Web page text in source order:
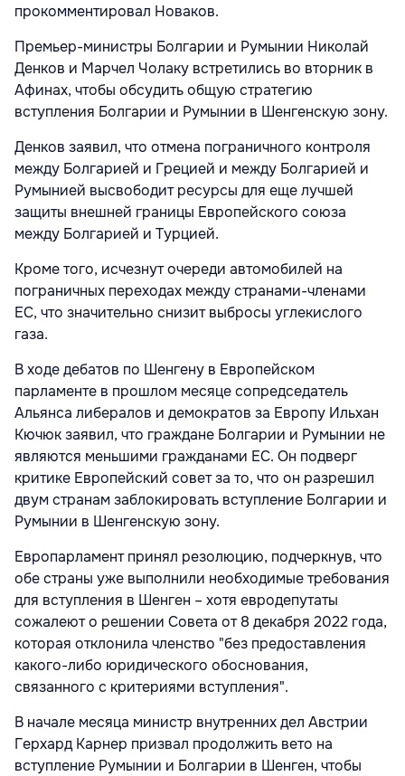
прокомментировал Новаков.
Премьер-министры Болгарии и Румынии Николай
Денков и Марчел Чолаку встретились во вторник в
Афинах, чтобы обсудить общую стратегию
вступления Болгарии и Румынии в Шенгенскую зону.
Денков заявил, что отмена пограничного контроля
между Болгарией и Грецией и между Болгарией и
Румынией высвободит ресурсы для еще лучшей
защиты внешней границы Европейского союза
между Болгарией и Турцией.
Кроме того, исчезнут очереди автомобилей на
пограничных переходах между странами-членами
ЕС, что значительно снизит выбросы углекислого
газа.
В ходе дебатов по Шенгену в Европейском
парламенте в прошлом месяце сопредседатель
Альянса либералов и демократов за Европу Ильхан
Кючюк заявил, что граждане Болгарии и Румынии не
являются меньшими гражданами ЕС. Он подверг
критике Европейский совет за то, что он разрешил
двум странам заблокировать вступление Болгарии и
Румынии в Шенгенскую зону.
Европарламент принял резолюцию, подчеркнув, что
обе страны уже выполнили необходимые требования
для вступления в Шенген – хотя евродепутаты
сожалеют о решении Совета от 8 декабря 2022 года,
которая отклонила членство "без предоставления
какого-либо юридического обоснования,
связанного с критериями вступления".
В начале месяца министр внутренних дел Австрии
Герхард Карнер призвал продолжить вето на
вступление Румынии и Болгарии в Шенген, чтобы